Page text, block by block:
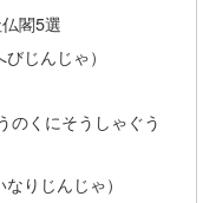
閣5選
じんじゃ）
のくにそうしゃぐう
りじんじゃ）